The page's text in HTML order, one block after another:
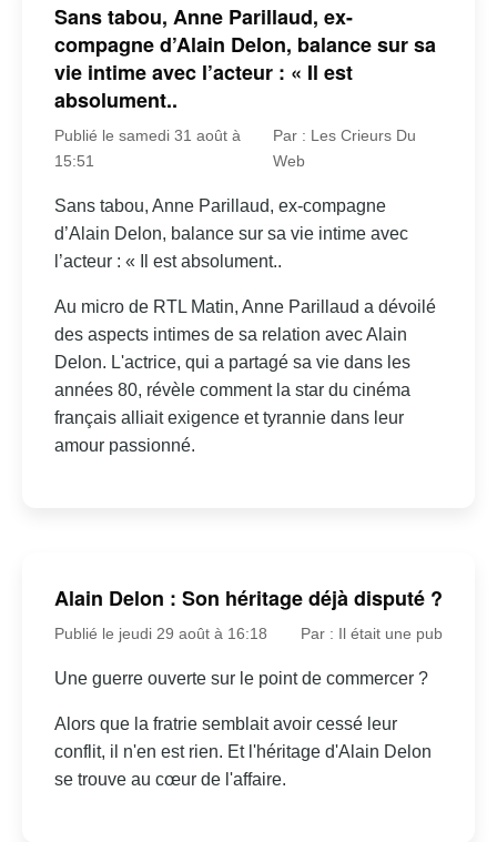
Sans tabou, Anne Parillaud, ex-
compagne d’Alain Delon, balance sur sa
vie intime avec l’acteur : « Il est
absolument..
Publié le samedi 31 août à
15:51
Par : Les Crieurs Du
Web
Sans tabou, Anne Parillaud, ex-compagne
d’Alain Delon, balance sur sa vie intime avec
l’acteur : « Il est absolument..
Au micro de RTL Matin, Anne Parillaud a dévoilé
des aspects intimes de sa relation avec Alain
Delon. L'actrice, qui a partagé sa vie dans les
années 80, révèle comment la star du cinéma
français alliait exigence et tyrannie dans leur
amour passionné.
Alain Delon : Son héritage déjà disputé ?
Publié le jeudi 29 août à 16:18 Par : Il était une pub
Une guerre ouverte sur le point de commercer ?
Alors que la fratrie semblait avoir cessé leur
conflit, il n'en est rien. Et l'héritage d'Alain Delon
se trouve au cœur de l'affaire.